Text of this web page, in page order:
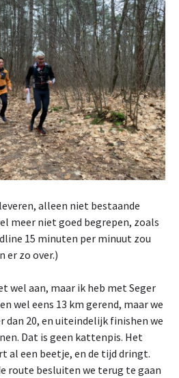
alleen niet bestaande
meer niet goed begrepen, zoals
15 minuten per minuut zou
er zo over.)
wel aan, maar ik heb met Seger
wel eens 13 km gerend, maar we
20, en uiteindelijk finishen we
Dat is geen kattenpis. Het
al een beetje, en de tijd dringt.
route besluiten we terug te gaan